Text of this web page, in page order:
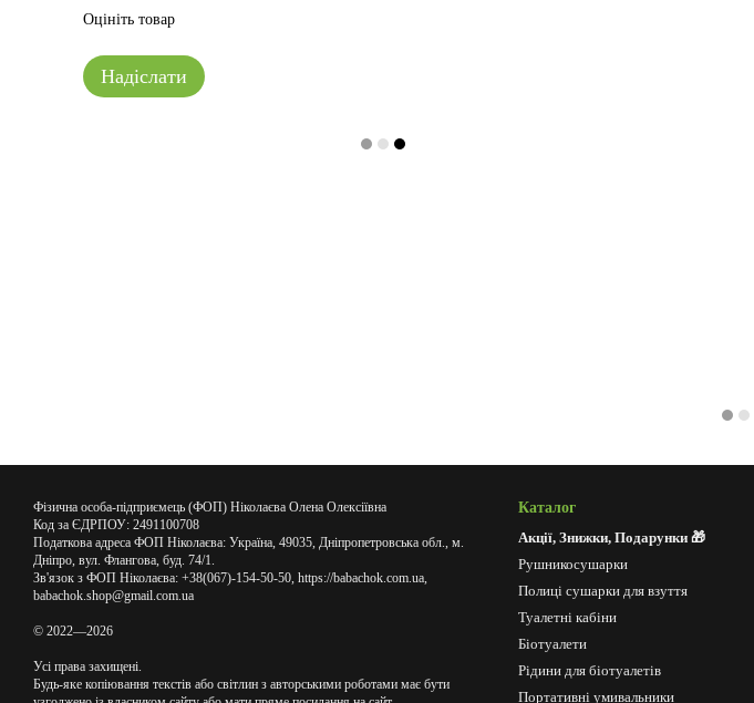
Оцініть товар
Надіслати
Фізична особа-підприємець (ФОП) Ніколаєва Олена Олексіївна
Код за ЄДРПОУ: 2491100708
Податкова адреса ФОП Ніколаєва: Україна, 49035, Дніпропетровська обл., м.
Дніпро, вул. Флангова, буд. 74/1.
Зв'язок з ФОП Ніколаєва: +38(067)-154-50-50, https://babachok.com.ua,
babachok.shop@gmail.com.ua
© 2022—2026
Усі права захищені.
Будь-яке копіювання текстів або світлин з авторськими роботами має бути
Каталог
Акції, Знижки, Подарунки 🎁
Рушникосушарки
Полиці сушарки для взуття
Туалетні кабіни
Біотуалети
Рідини для біотуалетів
Портативні умивальники